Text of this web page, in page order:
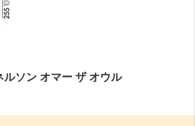
ソン オマー ザ オウル